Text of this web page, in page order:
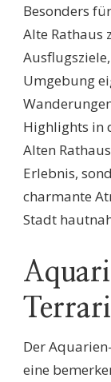
Besonders
Alte Rathaus
Umgebung
Highlights in
Alten
Erlebnis,
charmante
Stadt
Der
eine